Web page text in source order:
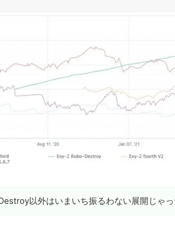
以外はいまいち振るわない展開じゃっ